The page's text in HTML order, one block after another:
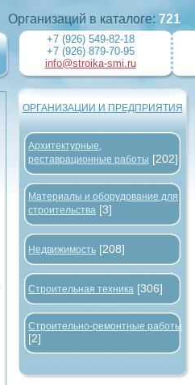
Организаций в каталоге: 721
+7 (926) 549-82-18
+7 (926) 879-70-95
info@stroika-smi.ru
ОРГАНИЗАЦИИ И ПРЕДПРИЯТИЯ
Архитектурные,
реставрационные работы [202]
Материалы и оборудование для
строительства [3]
Недвижимость [208]
Строительная техника [306]
Строительно-ремонтные работы
[2]